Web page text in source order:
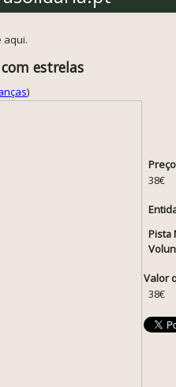
aqui.
estrelas
)
38€
Pista
Valor
38€